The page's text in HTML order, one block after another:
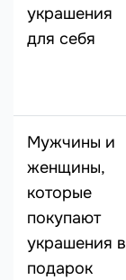
украшения
для себя
Мужчины и
женщины,
которые
покупают
украшения в
подарок